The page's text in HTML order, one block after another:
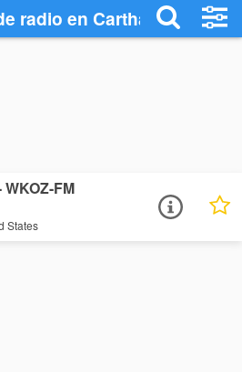
radio en Carthage -
FM
States